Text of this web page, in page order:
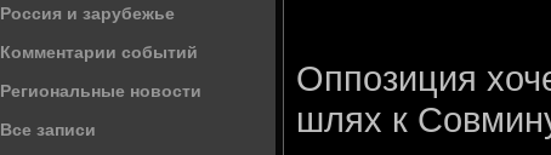
Россия и зарубежье
Комментарии событий
Региональные новости
Все записи
Оппозиция
шлях к